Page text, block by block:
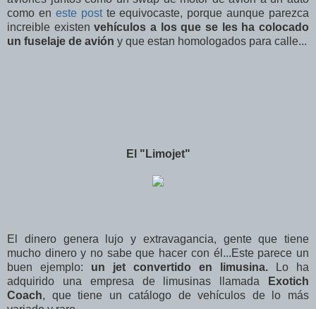
como en este post te equivocaste, porque aunque parezca
increible existenvehículos a los que se les ha colocado
un fuselaje de avión y que estan homologados para calle...
El "Limojet"
El dinero genera lujo y extravagancia, gente que tiene
mucho dinero y no sabe que hacer con él...Este parece un
buen ejemplo: un jet convertido en limusina. Lo ha
adquirido una empresa de limusinas llamada
Exotich
Coach, que tiene un catálogo de vehículos de lo más